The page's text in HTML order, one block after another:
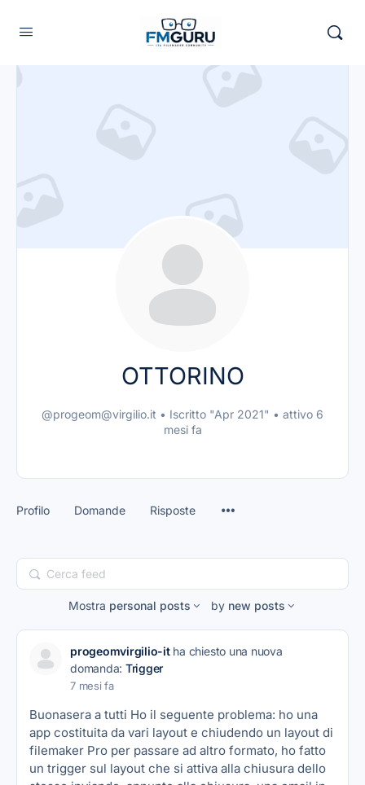
OTTORINO
@progeom@virgilio.it • Iscritto "Apr 2021" • attivo 6
mesi fa
Profilo Domande Risposte
Cerca
feed
Mostra personal posts by new posts
progeomvirgilio-itha chiesto una nuova
domanda: Trigger
7 mesi fa
Buonasera a tutti Ho il seguente problema: ho una
app costituita da vari layout e chiudendo un layout di
filemaker Pro per passare ad altro formato, ho fatto
un trigger sul layout che si attiva alla chiusura dello